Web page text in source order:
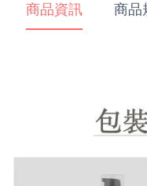
商品資訊 商品